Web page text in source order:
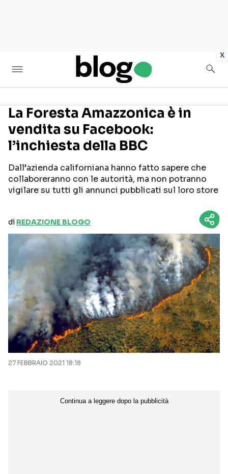
x
Seguici sui social
La Foresta Amazzonica è in
vendita su Facebook:
l’inchiesta della BBC
Dall’azienda californiana hanno fatto sapere che
collaboreranno con le autorità, ma non potranno
vigilare su tutti gli annunci pubblicati sul loro store
di REDAZIONE BLOGO
27 FEBBRAIO 2021 18:18